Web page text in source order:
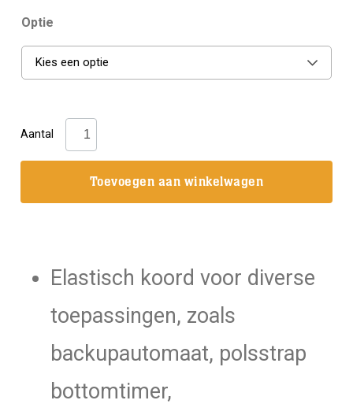
Optie
Kies een optie
Aantal
Bungee
elastisch
Toevoegen aan winkelwagen
Elastisch koord voor diverse
toepassingen, zoals
backupautomaat, polsstrap
bottomtimer,